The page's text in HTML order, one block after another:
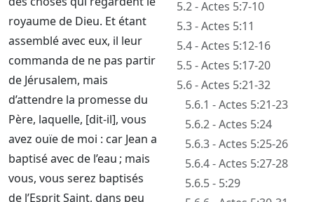
royaume de Dieu. Et étant
assemblé avec eux, il leur
commanda de ne pas partir
de Jérusalem, mais
d’attendre la promesse du
Père, laquelle, [dit-il], vous
avez ouïe de moi : car Jean a
baptisé avec de l’eau ; mais
vous, vous serez baptisés
de l’Esprit Saint, dans peu
5.2 - Actes 5:7-10
5.3 - Actes 5:11
5.4 - Actes 5:12-16
5.5 - Actes 5:17-20
5.6 - Actes 5:21-32
5.6.1 - Actes 5:21-23
5.6.2 - Actes 5:24
5.6.3 - Actes 5:25-26
5.6.4 - Actes 5:27-28
5.6.5 - 5:29